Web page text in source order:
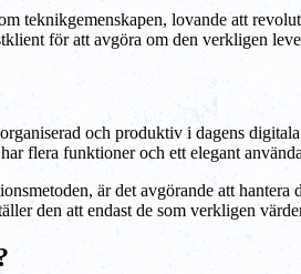
teknikgemenskapen, lovande att
för att avgöra om den verkligen
och produktiv i dagens
flera funktioner och ett elegant
är det avgörande att
den att endast de som verkligen